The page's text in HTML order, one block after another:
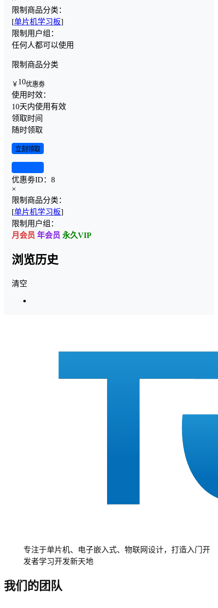
限制商品分类：
[单片机学习板]
限制用户组：
任何人都可以使用
限制商品分类
￥ 10优惠劵
使用时效：
10天内使用有效
领取时间
随时领取
立刻领取
优惠劵ID： 8
×
限制商品分类：
[单片机学习板]
限制用户组：
月会员 年会员 永久VIP
浏览历史
清空
专注于单片机、电子嵌入式、物联网设计，打造入门开
发者学习开发新天地
我们的团队